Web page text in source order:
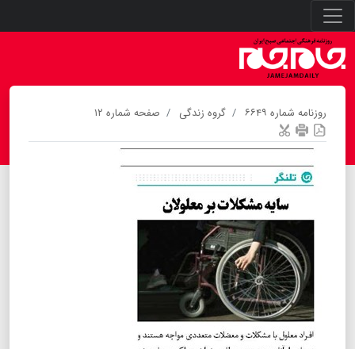
روزنامه شماره ۶۶۴۹ گروه زندگی صفحه شماره ۱۲